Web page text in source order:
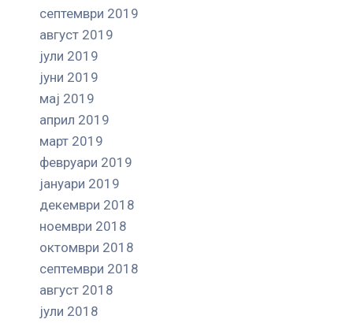
септември 2019
август 2019
јули 2019
јуни 2019
мај 2019
април 2019
март 2019
февруари 2019
јануари 2019
декември 2018
ноември 2018
октомври 2018
септември 2018
август 2018
јули 2018